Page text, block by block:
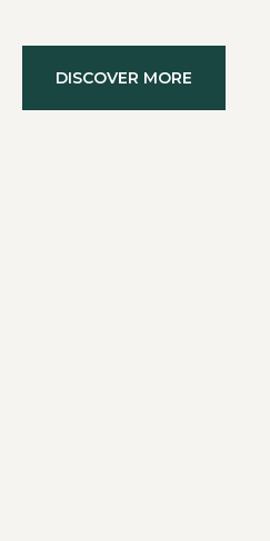
DISCOVER MORE